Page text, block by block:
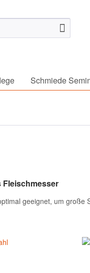
Schmiede
Fleischmesser
geeignet, um